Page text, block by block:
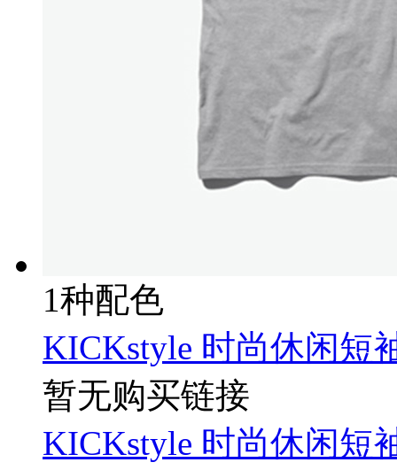
1种配色
KICKstyle 时尚休闲短
暂无购买链接
KICKstyle 时尚休闲短